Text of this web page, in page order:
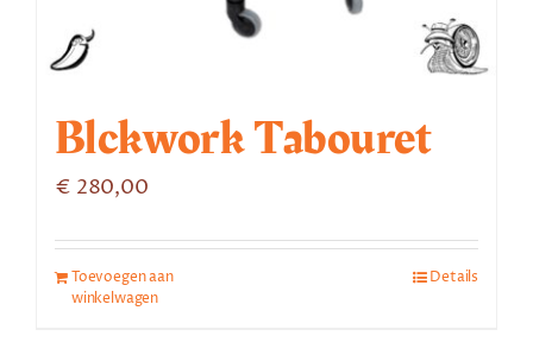
Blckwork Tabouret
€ 280,00
Toevoegen aan
winkelwagen
Details